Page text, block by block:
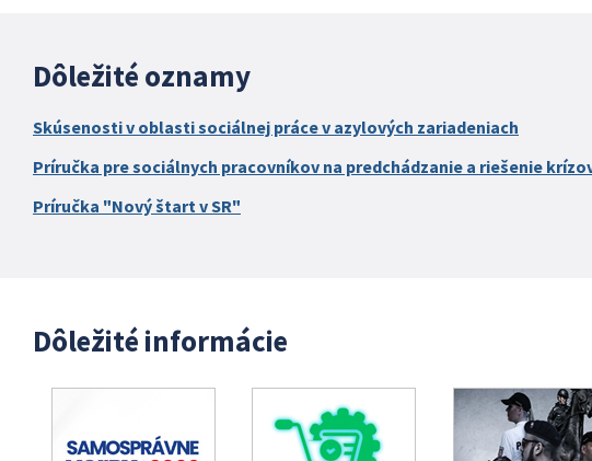
Dôležité oznamy
Skúsenosti v oblasti sociálnej práce v azylových zariadeniach
Príručka pre sociálnych pracovníkov na predchádzanie a riešenie
Príručka "Nový štart v SR"
Dôležité informácie